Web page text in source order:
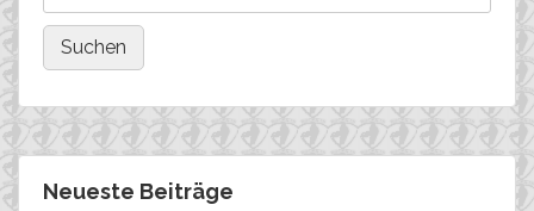
Neueste Beiträge